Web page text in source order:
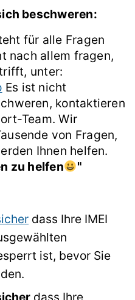
beschweren:
für alle Fragen
nach allem fragen,
unter:
Es ist nicht
kontaktieren
Team. Wir
von Fragen,
Ihnen helfen.
zu helfen
"
dass Ihre IMEI
ist, bevor Sie
dass Ihre